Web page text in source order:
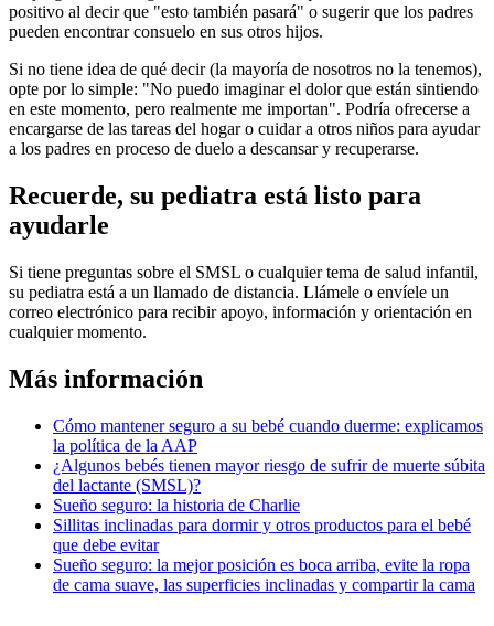
positivo al decir que "esto también pasará" o sugerir que los padres
pueden encontrar consuelo en sus otros hijos.
Si no tiene idea de qué decir (la mayoría de nosotros no la tenemos),
opte por lo simple: "No puedo imaginar el dolor que están sintiendo
en este momento, pero realmente me importan". Podría ofrecerse a
encargarse de las tareas del hogar o cuidar a otros niños para ayudar
a los padres en proceso de duelo a descansar y recuperarse.
Recuerde, su pediatra está listo para
ayudarle
Si tiene preguntas sobre el SMSL o cualquier tema de salud infantil,
su pediatra está a un llamado de distancia. Llámele o envíele un
correo electrónico para recibir apoyo, información y orientación en
cualquier momento.
Más información
Cómo mantener seguro a su bebé cuando duerme: explicamos
la política de la AAP
¿Algunos bebés tienen mayor riesgo de sufrir de muerte súbita
del lactante (SMSL)?
Sueño seguro: la historia de Charlie
Sillitas inclinadas para dormir y otros productos para el bebé
que debe evitar
Sueño seguro: la mejor posición es boca arriba, evite la ropa
de cama suave, las superficies inclinadas y compartir la cama